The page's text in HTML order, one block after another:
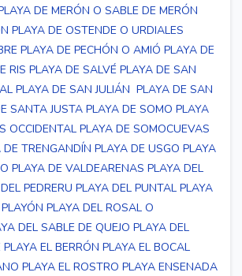
DE MERÓN O SABLE DE MERÓN
PLAYA DE OSTENDE O URDIALES
PLAYA DE PECHÓN O AMIÓ PLAYA DE
RIS PLAYA DE SALVÉ PLAYA DE SAN
PLAYA DE SAN JULIÁN PLAYA DE SAN
SANTA JUSTA PLAYA DE SOMO PLAYA
OCCIDENTAL PLAYA DE SOMOCUEVAS
DE TRENGANDÍN PLAYA DE USGO PLAYA
PLAYA DE VALDEARENAS PLAYA DEL
PEDRERU PLAYA DEL PUNTAL PLAYA
PLAYA DEL ROSAL O
DEL SABLE DE QUEJO PLAYA DEL
PLAYA EL BERRÓN PLAYA EL BOCAL
PLAYA EL ROSTRO PLAYA ENSENADA